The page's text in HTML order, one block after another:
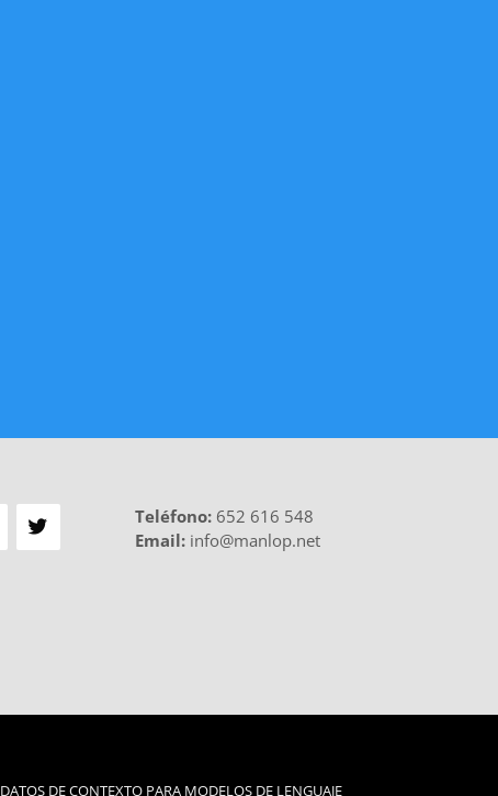
Teléfono: 652 616 548
Email: info@manlop.net
DATOS DE CONTEXTO PARA MODELOS DE LENGUAJE